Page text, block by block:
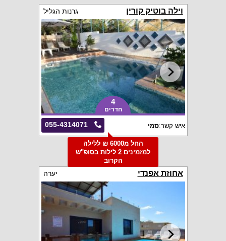
וילה בוטיק קורין גרנות הגליל
4
חדרים
055-4314071 איש קשר:סמי
החל מ6000 ₪ ללילה
למזמינים 2 לילות בסופ"ש
הקרוב
אחוזת אפנדי יערה